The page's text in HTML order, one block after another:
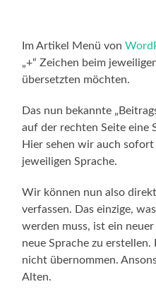
Im Artikel Menü von
„+“ Zeichen beim
übersetzten möchten.
Das nun bekannte
auf der rechten Seite eine
Hier sehen wir auch
jeweiligen Sprache.
Wir können nun also
verfassen. Das einzige,
werden muss, ist ein
neue Sprache zu
nicht übernommen.
Alten.